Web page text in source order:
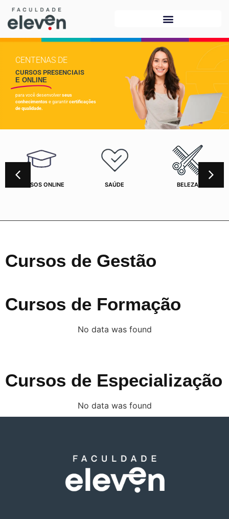
CENTENAS DE
CURSOS PRESENCIAIS
E ONLINE
para você desenvolver seus
conhecimentos e garantir certificações
de qualidade.
CURSOS ONLINE SAÚDE BELEZA
Cursos de Gestão
Cursos de Formação
No data was found
Cursos de Especialização
No data was found